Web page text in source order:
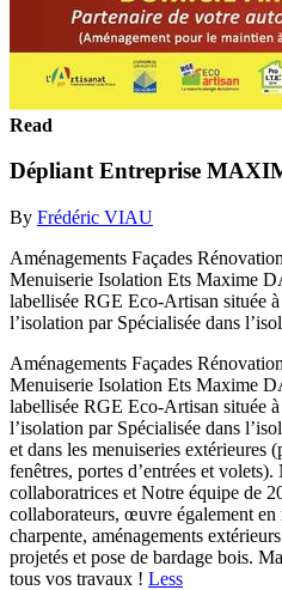
Read
Dépliant Entreprise
By Frédéric VIAU
Aménagements Façades
Menuiserie Isolation Ets Maxime
labellisée RGE Eco-Artisan située
l’isolation par Spécialisée dans
Aménagements Façades
Menuiserie Isolation Ets Maxime
labellisée RGE Eco-Artisan située
l’isolation par Spécialisée dans
et dans les menuiseries extérieures
fenêtres, portes d’entrées et
collaboratrices et Notre équipe de
collaborateurs, œuvre également
charpente, aménagements
projetés et pose de bardage bois.
tous vos travaux ! Less